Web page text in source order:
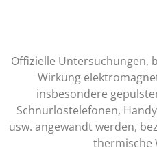
Offizielle Untersuchungen,
Wirkung
insbesondere
Schnurlostelefonen,
usw. angewandt werden,
thermische